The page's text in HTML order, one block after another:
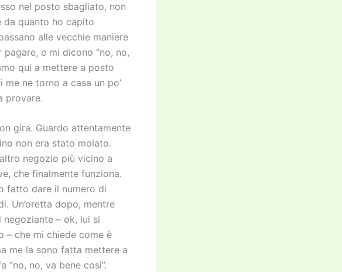
nel posto sbagliato, non
da quanto ho capito
alle vecchie maniere
e mi dicono “no, no,
qui a mettere a posto
ne torno a casa un po’
provare.
gira. Guardo attentamente
non era stato molato.
negozio più vicino a
che finalmente funziona.
fatto dare il numero di
Un’oretta dopo, mentre
– ok, lui si
– che mi chiede come è
me la sono fatta mettere a
no, va bene così”.